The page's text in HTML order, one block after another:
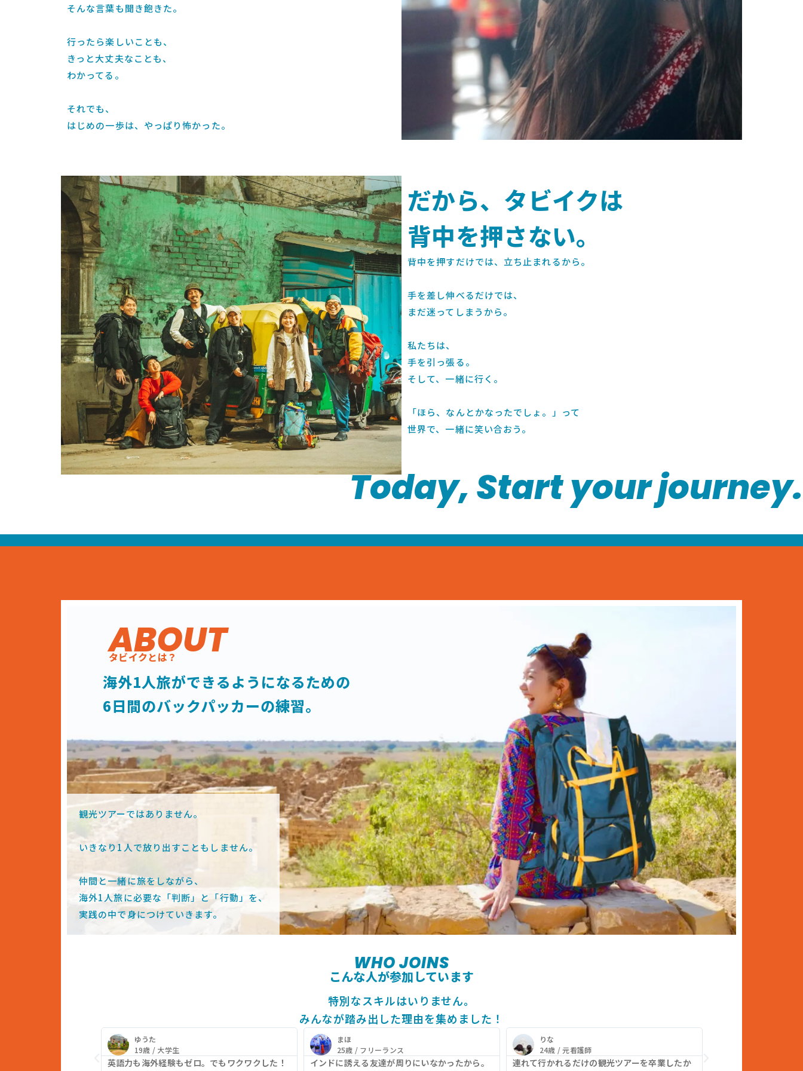
そんな言葉も聞き飽きた。
行ったら楽しいことも、
きっと大丈夫なことも、
わかってる。
それでも、
はじめの一歩は、やっぱり怖かった。
Today, Start your journey.
だから、タビイクは
背中を押さない。
背中を押すだけでは、立ち止まれるから。
手を差し伸べるだけでは、
まだ迷ってしまうから。
私たちは、
手を引っ張る。
そして、一緒に行く。
「ほら、なんとかなったでしょ。」って
世界で、一緒に笑い合おう。
ABOUT
タビイクとは？
海外1人旅ができるようになるための
6日間のバックパッカーの練習。
観光ツアーではありません。
いきなり1人で放り出すこともしません。
仲間と一緒に旅をしながら、
海外1人旅に必要な 「判断」と「行動」を、
実践の中で身につけていきます。
WHO JOINS
こんな人が参加しています
特別なスキルはいりません。
みんなが踏み出した理由を集めました！
ゆうた
19歳 / 大学生
英語力も海外経験もゼロ。でもワクワクした！
まほ
25歳 / フリーランス
インドに誘える友達が周りにいなかったから。
りな
24歳 / 元看護師
連れて行かれるだけの観光ツアーを卒業したか